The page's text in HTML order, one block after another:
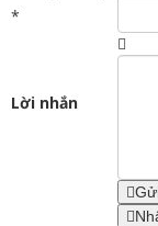
*
Lời nhắn